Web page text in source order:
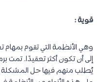
قوية :
وهي الأنظمة التي تقوم بمهام
إلى أن تكون أكثر تعقيدًا. تمت
يُطلب منهم فيها حل